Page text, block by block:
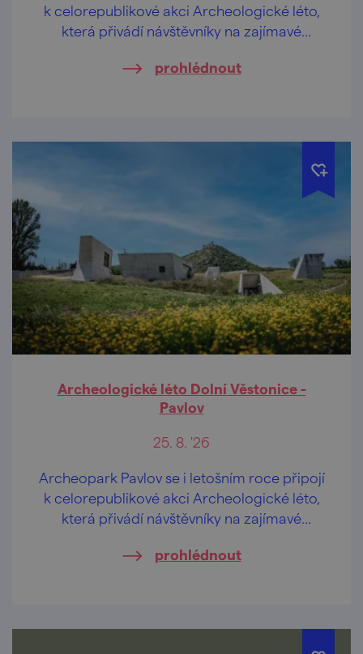
k celorepublikové akci Archeologické léto,
která přivádí návštěvníky na zajímavé
odborníků z archeologických ústavů, muzeí
prohlédnout
Archeologické léto Dolní Věstonice -
Pavlov
25. 8. '26
Archeopark Pavlov se i letošním roce připojí
k celorepublikové akci Archeologické léto,
která přivádí návštěvníky na zajímavé
odborníků z archeologických ústavů, muzeí
prohlédnout